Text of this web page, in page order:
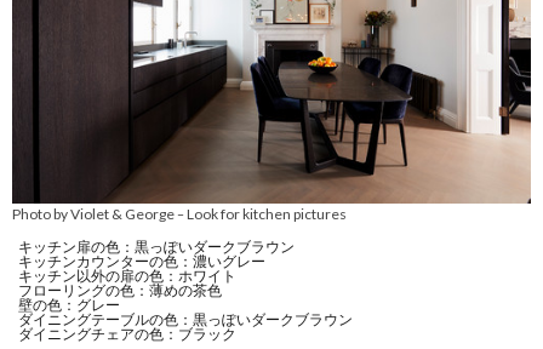
Photo by Violet & George–Look for kitchen pictures
キッチン扉の色：黒っぽいダークブラウン
キッチンカウンターの色：濃いグレー
キッチン以外の扉の色：ホワイト
フローリングの色：薄めの茶色
壁の色：グレー
ダイニングテーブルの色：黒っぽいダークブラウン
ダイニングチェアの色：ブラック